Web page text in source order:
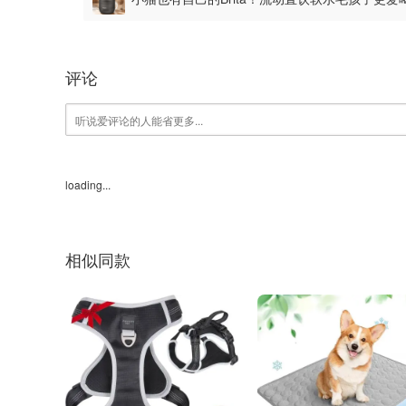
评论
loading...
相似同款